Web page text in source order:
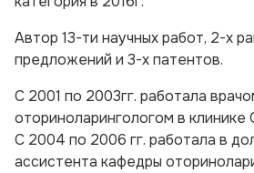
Автор 13-ти научных работ, 2-х
предложений и 3-х патентов.
С 2001 по 2003гг. работала
оториноларингологом в
С 2004 по 2006 гг. работала в
ассистента кафедры